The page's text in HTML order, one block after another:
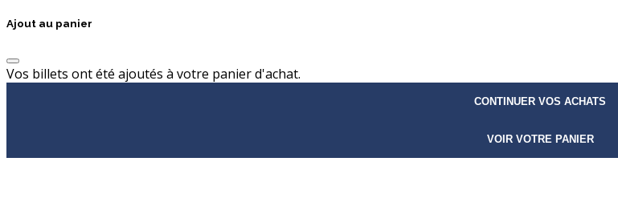
Ajout au panier
Vos billets ont été ajoutés à votre panier d'achat.
CONTINUER VOS ACHATS
VOIR VOTRE PANIER